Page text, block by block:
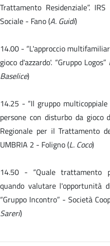
Trattamento Residenziale”.
Sociale - Fano (A. Guidi)
14.00 - “L'approccio
gioco d'azzardo'. “Gruppo
Baselice)
14.25 - “Il gruppo
persone con disturbo da gioco
Regionale per il Trattamento
UMBRIA 2 - Foligno (L. Coco)
14.50 - “Quale trattamento
quando valutare l'opportunità
“Gruppo Incontro” - Società
Sareri)